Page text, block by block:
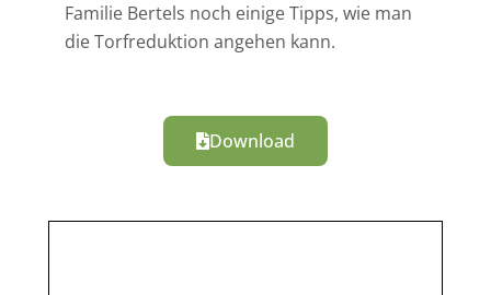
Familie Bertels noch einige Tipps, wie man
die Torfreduktion angehen kann.
Download